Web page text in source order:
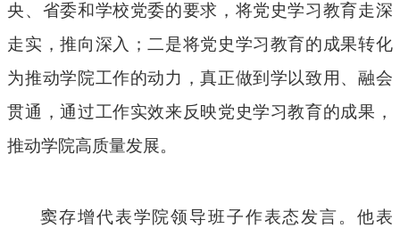
央、省委和学校党委的要求， 将党史学习教育走深
走实，推向深入 ；二是将党史学习教育的成果转化
为推动学院工作的动力，真正做到学以致用、融会
贯通，通过工作实效来反映党史学习教育的成果，
推动学院高质量发展。
窦存增代表学院领导班子作表态发言。他表